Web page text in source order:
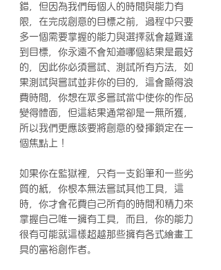
錯，但因為我們每個人的時間與能力有
限，在完成創意的目標之前，過程中只要
多一個需要掌握的能力與選擇就會越難達
到目標，你永遠不會知道哪個結果是最好
的，因此你必須嘗試、測試所有方法，如
果測試與嘗試並非你的目的，這會顯得浪
費時間，你想在眾多嘗試當中使你的作品
變得體面，但這結果通常卻是一無所獲，
所以我們更應該要將創意的發揮鎖定在一
個焦點上！
如果你在監獄裡，只有一支鉛筆和一些劣
質的紙，你根本無法嘗試其他工具，這
時，你才會花費自己所有的時間和精力來
掌握自己唯一擁有工具，而且，你的能力
很有可能就這樣超越那些擁有各式繪畫工
具的富裕創作者。